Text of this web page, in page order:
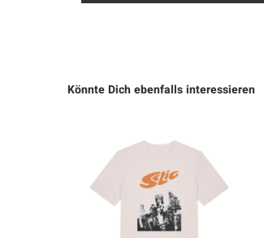
Könnte Dich ebenfalls interessieren